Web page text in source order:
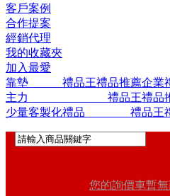
客戶案例
合作提案
經銷代理
我的收藏夾
加入最愛
靠墊 禮品王禮品推薦企業
主力 禮品王禮品推薦
少量客製化禮品 禮品王禮
您的詢價車暫